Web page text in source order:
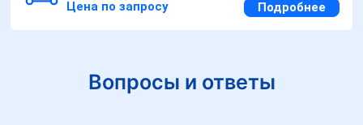
Цена по запросу Подробнее
Вопросы и ответы